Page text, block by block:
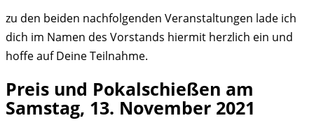
zu den beiden nachfolgenden Veranstaltungen lade ich
dich im Namen des Vorstands hiermit herzlich ein und
hoffe auf Deine Teilnahme.
Preis und Pokalschießen am
Samstag, 13. November 2021